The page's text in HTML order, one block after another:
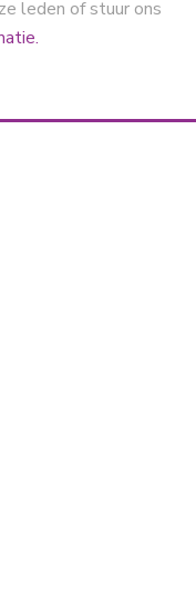
leden of stuur ons